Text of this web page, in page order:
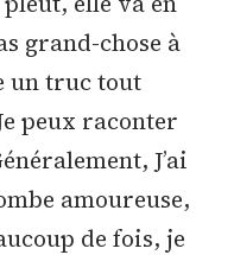
grand-chose à
un truc tout
peux raconter
J’ai
amoureuse,
de fois, je